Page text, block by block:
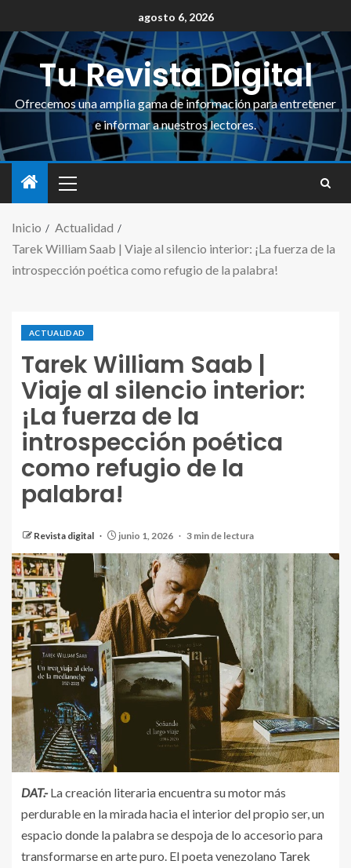
agosto 6, 2026
Tu Revista Digital
Ofrecemos una amplia gama de información para entretener
e informar a nuestros lectores.
Inicio
Actualidad
Tarek William Saab | Viaje al silencio interior: ¡La fuerza de la
introspección poética como refugio de la palabra!
ACTUALIDAD
Tarek William Saab |
Viaje al silencio interior:
¡La fuerza de la
introspección poética
como refugio de la
palabra!
Revista digital junio 1, 2026 3 min de lectura
DAT.-La creación literaria encuentra su motor más
perdurable en la mirada hacia el interior del propio ser, un
espacio donde la palabra se despoja de lo accesorio para
transformarse en arte puro. El poeta venezolano Tarek